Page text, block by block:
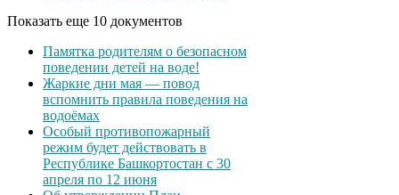
Показать еще 10 документов
Памятка родителям о безопасном
поведении детей на воде!
Жаркие дни мая — повод
вспомнить правила поведения на
водоёмах
Особый противопожарный
режим будет действовать в
Республике Башкортостан с 30
апреля по 12 июня